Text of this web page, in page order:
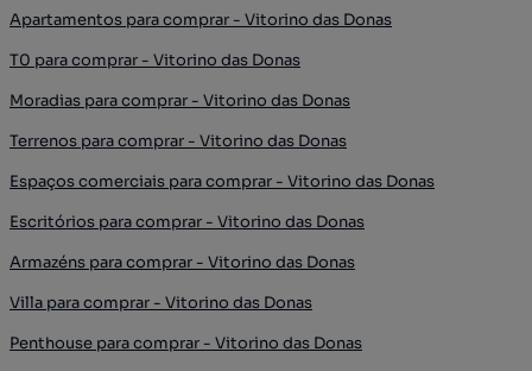
Apartamentos para comprar - Vitorino das Donas
T0 para comprar - Vitorino das Donas
Moradias para comprar - Vitorino das Donas
Terrenos para comprar - Vitorino das Donas
Espaços comerciais para comprar - Vitorino das Donas
Escritórios para comprar - Vitorino das Donas
Armazéns para comprar - Vitorino das Donas
Villa para comprar - Vitorino das Donas
Penthouse para comprar - Vitorino das Donas